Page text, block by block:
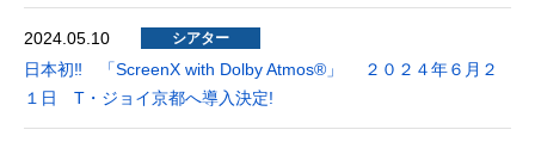
2024.05.10 シアター
日本初‼ 「ScreenX with Dolby Atmos®」 ２０２４年６月２
１日 T・ジョイ京都へ導入決定!